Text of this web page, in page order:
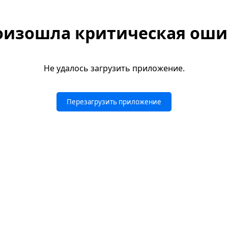
критическая
Не удалось загрузить приложение.
Перезагрузить приложение